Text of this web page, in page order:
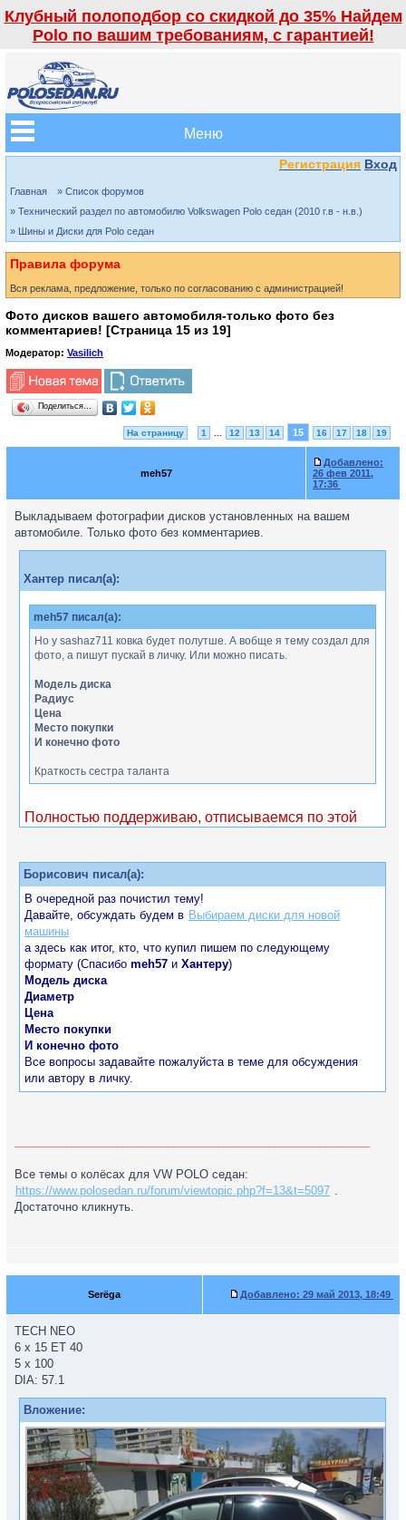
Клубный полоподбор со скидкой до 35% Найдем
Polo по вашим требованиям, с гарантией!
Меню
Регистрация Вход
Главная
» Список форумов
» Технический раздел по автомобилю Volkswagen Polo седан (2010 г.в - н.в.)
» Шины и Диски для Polo седан
Правила форума
Вся реклама, предложение, только по согласованию с администрацией!
Фото дисков вашего автомобиля-только фото без
комментариев! [Страница 15 из 19]
Модератор: Vasilich
Поделиться…
На страницу 1 12 13 14 15 16 17 18 19
meh57
Добавлено:
26 фев 2011,
17:36
Выкладываем фотографии дисков установленных на вашем
автомобиле. Только фото без комментариев.
Хантер писал(а):
meh57 писал(а):
Но у sashaz711 ковка будет полутше. А вобще я тему создал для
фото, а пишут пускай в личку. Или можно писать.
Модель диска
Радиус
Цена
Место покупки
И конечно фото
Краткость сестра таланта
Полностью поддерживаю, отписываемся по этой
Борисович писал(а):
В очередной раз почистил тему!
Давайте, обсуждать будем в Выбираем диски для новой
машины
а здесь как итог, кто, что купил пишем по следующему
формату (Спасибо meh57 и Хантеру)
Модель диска
Диаметр
Цена
Место покупки
И конечно фото
Все вопросы задавайте пожалуйста в теме для обсуждения
или автору в личку.
Все темы о колёсах для VW POLO седан:
https://www.polosedan.ru/forum/viewtopic.php?f=13&t=5097 .
Достаточно кликнуть.
Serёga Добавлено: 29 май 2013, 18:49
TECH NEO
6 x 15 ET 40
5 x 100
DIA: 57.1
Вложение: